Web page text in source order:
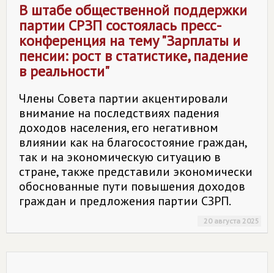
В штабе общественной поддержки
партии СРЗП состоялась пресс-
конференция на тему "Зарплаты и
пенсии: рост в статистике, падение
в реальности"
Члены Совета партии акцентировали
внимание на последствиях падения
доходов населения, его негативном
влиянии как на благосостояние граждан,
так и на экономическую ситуацию в
стране, также представили экономически
обоснованные пути повышения доходов
граждан и предложения партии СЗРП.
20 августа 2025